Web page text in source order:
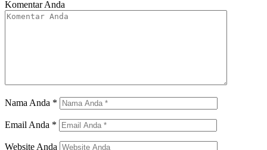
Komentar Anda
Nama Anda *
Email Anda *
Website Anda